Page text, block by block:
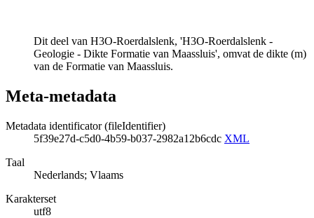
Dit deel van H3O-Roerdalslenk, 'H3O-Roerdalslenk -
Geologie - Dikte Formatie van Maassluis', omvat de dikte (m)
van de Formatie van Maassluis.
Meta-metadata
Metadata identificator (fileIdentifier)
5f39e27d-c5d0-4b59-b037-2982a12b6cdc XML
Taal
Nederlands; Vlaams
Karakterset
utf8